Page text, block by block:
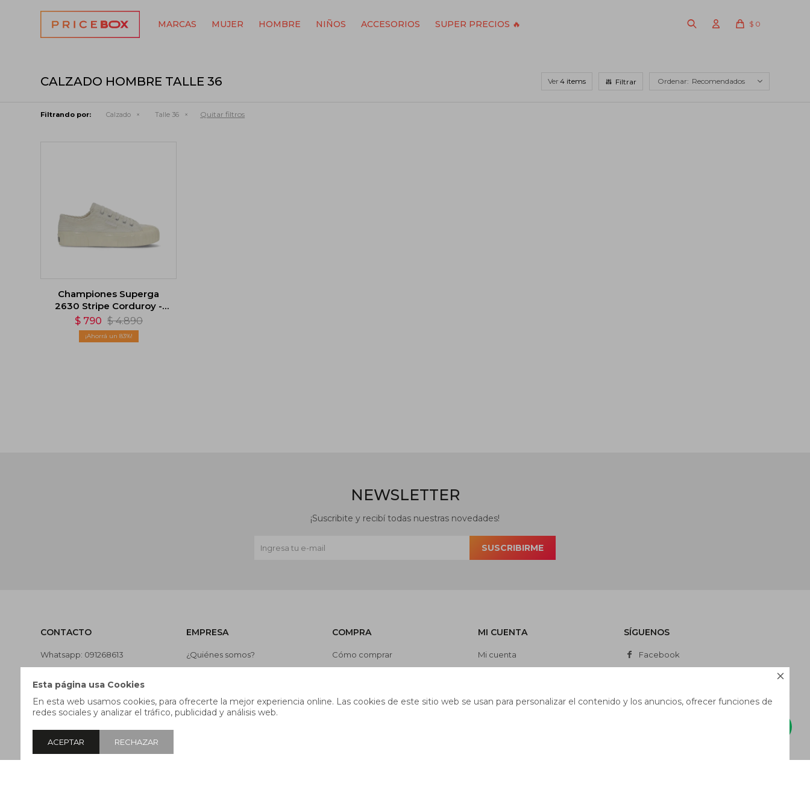

Esta página usa Cookies
En esta web usamos cookies, para ofrecerte la mejor experiencia online. Las cookies de este sitio web se usan para personalizar el contenido y los anuncios, ofrecer funciones de
redes sociales y analizar el tráfico, publicidad y análisis web.
ACEPTAR RECHAZAR
MARCAS MUJER HOMBRE NIÑOS ACCESORIOS SUPER PRECIOS 🔥 $ 0
CALZADO HOMBRE TALLE 36 Ver Recomendados
Filtrando por: Calzado Talle 36 Quitar filtros
Championes Superga
2630 Stripe Corduroy -
Blanco
$ 790 $ 4.890
83
CONTACTO
Whatsapp: 091268613
Lunes a jueves de 9:00 a 13:00 y
de 14:00 a 17:45, viernes de 9:30
a 13:00 y de 14:00 a 17:45.
EMPRESA
¿Quiénes somos?
Nuestras tiendas
COMPRA
Cómo comprar
MI CUENTA
Mi cuenta
Wish List
SÍGUENOS
Facebook
NEWSLETTER
¡Suscribite y recibí todas nuestras novedades!
SUSCRIBIRME